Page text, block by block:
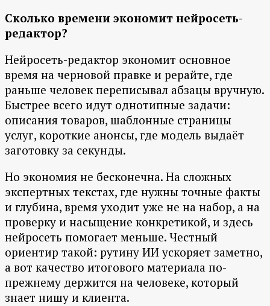
Сколько времени экономит нейросеть-
редактор?
Нейросеть-редактор экономит основное
время на черновой правке и рерайте, где
раньше человек переписывал абзацы вручную.
Быстрее всего идут однотипные задачи:
описания товаров, шаблонные страницы
услуг, короткие анонсы, где модель выдаёт
заготовку за секунды.
Но экономия не бесконечна. На сложных
экспертных текстах, где нужны точные факты
и глубина, время уходит уже не на набор, а на
проверку и насыщение конкретикой, и здесь
нейросеть помогает меньше. Честный
ориентир такой: рутину ИИ ускоряет заметно,
а вот качество итогового материала по-
прежнему держится на человеке, который
знает нишу и клиента.